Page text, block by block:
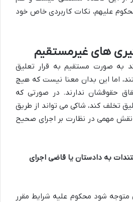
علیهم، نکات کاربردی خاص خود
های غیرمستقیم
به صورت مستقیم به قرار تعلیق
اما این بدان معنا نیست که هیچ
حقوقشان ندارند. در صورتی که
تخلف کند، شاکی می تواند از طریق
نقش مهمی در نظارت بر اجرای صحیح
به دادستان یا قاضی اجرای
شود محکوم علیه شرایط مقرر